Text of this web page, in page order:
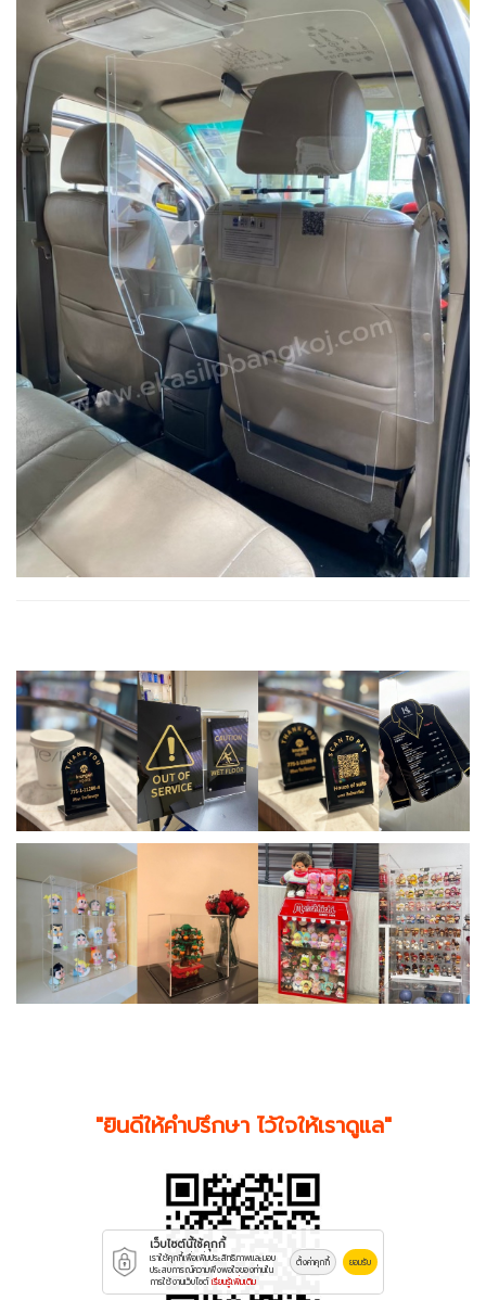
"ยินดีให้คำปรึกษา ไว้ใจให้เราดูแล"
เว็บไซต์นี้ใช้คุกกี้
เราใช้คุกกี้เพื่อเพิ่มประสิทธิภาพและมอบ
ประสบการณ์ความพึงพอใจของท่านใน
การใช้งานเว็บไซต์เรียนรู้เพิ่มเติม
ตั้งค่าคุกกี้ ยอมรับ